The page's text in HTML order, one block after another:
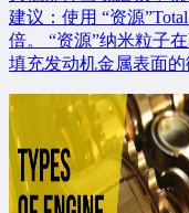
建议：使用 “资源
倍。 “资源”纳米粒子
填充发动机金属表面的